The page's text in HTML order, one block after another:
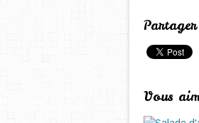
Vous